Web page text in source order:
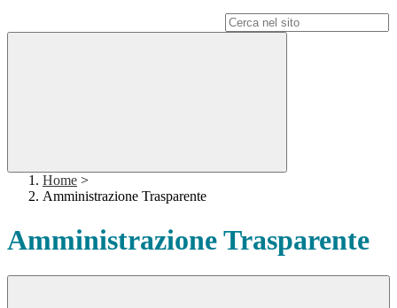
Home >
Amministrazione Trasparente
Amministrazione Trasparente